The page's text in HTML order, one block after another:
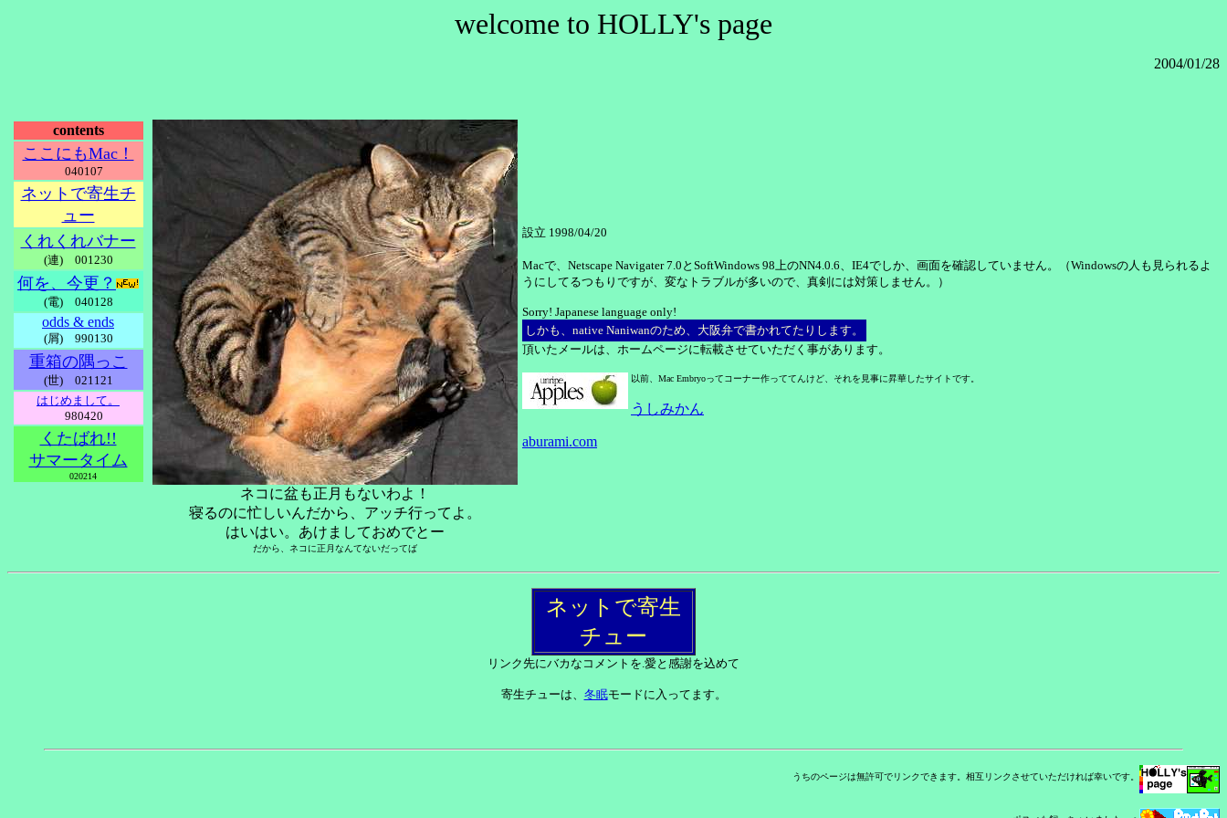
welcome to HOLLY's page
2004/01/28
contents
ここにもMac！
040107
ネットで寄生チ
ュー
くれくれバナー
(連) 001230
何を、今更？
(電) 040128
odds & ends
(屑) 990130
重箱の隅っこ
(世) 021121
はじめまして。
980420
くたばれ!!
サマータイム
020214
ネコに盆も正月もないわよ！
寝るのに忙しいんだから、アッチ行ってよ。
はいはい。あけましておめでとー
だから、ネコに正月なんてないだってば
設立 1998/04/20
Macで、Netscape Navigater 7.0とSoftWindows 98上のNN4.0.6、IE4でしか、画面を確認していません。（Windowsの人も見られるよ
うにしてるつもりですが、変なトラブルが多いので、真剣には対策しません。）
Sorry! Japanese language only!
しかも、native Naniwanのため、大阪弁で書かれてたりします。
頂いたメールは、ホームページに転載させていただく事があります。
以前、Mac Embryoってコーナー作っててんけど、それを見事に昇華したサイトです。
うしみかん
aburami.com
ネットで寄生
チュー
リンク先にバカなコメントを.愛と感謝を込めて
寄生チューは、 冬眠モードに入ってます。
うちのページは無許可でリンクできます。相互リンクさせていただければ幸いです。